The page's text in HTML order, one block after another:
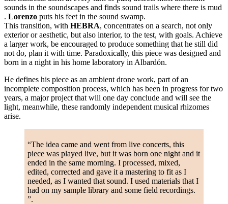
sounds in the soundscapes and finds sound trails where there is mud
. Lorenzo puts his feet in the sound swamp.
This transition, with HEBRA, concentrates on a search, not only
exterior or aesthetic, but also interior, to the test, with goals. Achieve
a larger work, be encouraged to produce something that he still did
not do, plan it with time. Paradoxically, this piece was designed and
born in a night in his home laboratory in Albardón.
He defines his piece as an ambient drone work, part of an
incomplete composition process, which has been in progress for two
years, a major project that will one day conclude and will see the
light, meanwhile, these randomly independent musical rhizomes
arise.
“The idea came and went from live concerts, this
piece was played live, but it was born one night and it
ended in the same morning. I processed, mixed,
edited, corrected and gave it a mastering to fit as I
needed, as I wanted that sound. I used materials that I
had on my sample library and some field recordings.
”.